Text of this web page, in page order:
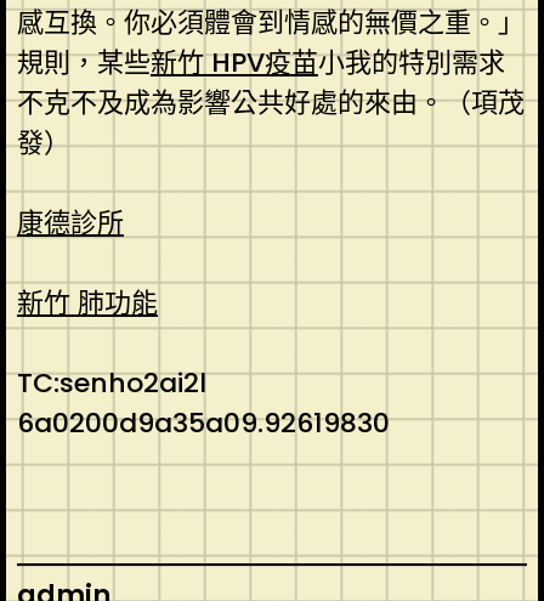
感互換。你必須體會到情感的無價之重。」
規則，某些新竹 HPV疫苗小我的特別需求
不克不及成為影響公共好處的來由。（項茂
發）
康德診所
新竹 肺功能
TC:senho2ai2l
6a0200d9a35a09.92619830